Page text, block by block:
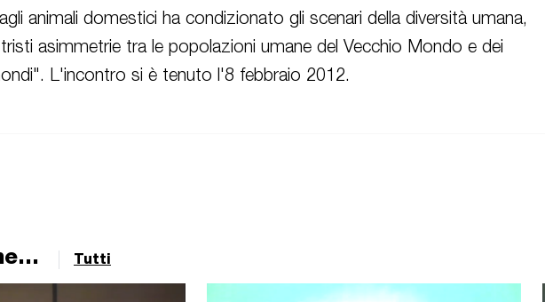
animali domestici ha condizionato gli scenari della diversità umana,
asimmetrie tra le popolazioni umane del Vecchio Mondo e dei
L'incontro si è tenuto l'8 febbraio 2012.
Tutti